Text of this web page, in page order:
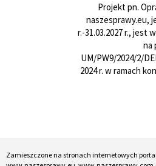
Projekt pn.
naszesprawy.eu,
r.-31.03.2027 r., jest
na
UM/PW9/2024/2/
2024 r. w ramach
Zamieszczone na stronach internetowych